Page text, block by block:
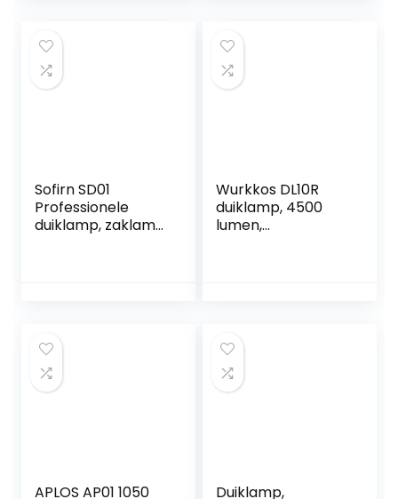
L2 LED Kralen
Duiken Lichten
voor Duiken
Sofirn SD01
Professionele
duiklamp, zaklamp,
oplaadbare
batterijen
Wurkkos DL10R
duiklamp, 4500
lumen,
oplaadbaar,
onderwaterlicht
APLOS AP01 1050
Duiklamp,